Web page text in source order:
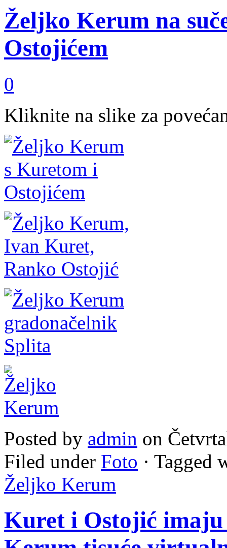
Željko Kerum na
Ostojićem
0
Kliknite na slike za
Posted by admin on
Filed under Foto · Tagged
Željko Kerum
Kuret i Ostojić